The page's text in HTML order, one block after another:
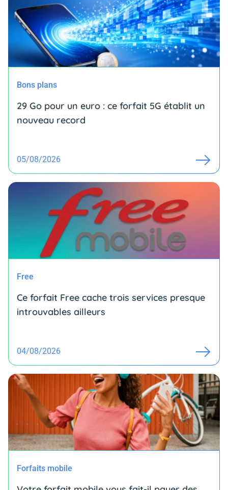
Bons plans
29 Go pour un euro : ce forfait 5G établit un
nouveau record
05/08/2026
Free
Ce forfait Free cache trois services presque
introuvables ailleurs
04/08/2026
Forfaits mobile